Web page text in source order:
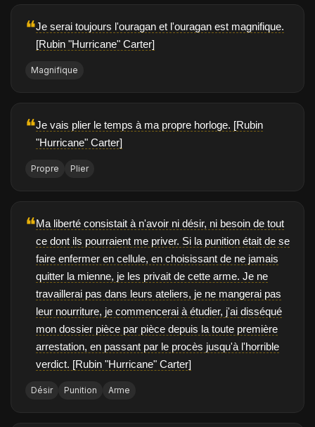
❝Je serai toujours l'ouragan et l'ouragan est magnifique.
[Rubin "Hurricane" Carter]
Magnifique
❝Je vais plier le temps à ma propre horloge. [Rubin
"Hurricane" Carter]
Propre Plier
❝Ma liberté consistait à n'avoir ni désir, ni besoin de tout
ce dont ils pourraient me priver. Si la punition était de se
faire enfermer en cellule, en choisissant de ne jamais
quitter la mienne, je les privait de cette arme. Je ne
travaillerai pas dans leurs ateliers, je ne mangerai pas
leur nourriture, je commencerai à étudier, j'ai disséqué
mon dossier pièce par pièce depuis la toute première
arrestation, en passant par le procès jusqu'à l'horrible
verdict. [Rubin "Hurricane" Carter]
Désir Punition Arme